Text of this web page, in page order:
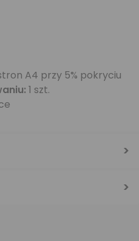
A4 przy 5% pokryciu
1 szt.